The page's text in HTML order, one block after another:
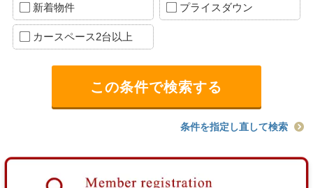
新着物件 プライスダウン
カースペース2台以上
条件を指定し直して検索